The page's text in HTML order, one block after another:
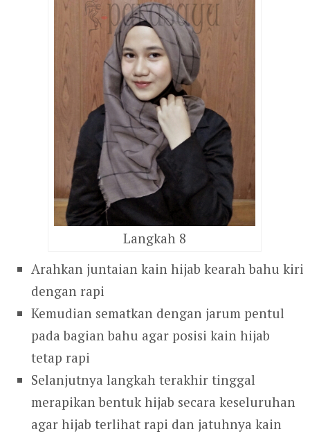
Langkah 8
Arahkan juntaian kain hijab kearah bahu kiri
dengan rapi
Kemudian sematkan dengan jarum pentul
pada bagian bahu agar posisi kain hijab
tetap rapi
Selanjutnya langkah terakhir tinggal
merapikan bentuk hijab secara keseluruhan
agar hijab terlihat rapi dan jatuhnya kain